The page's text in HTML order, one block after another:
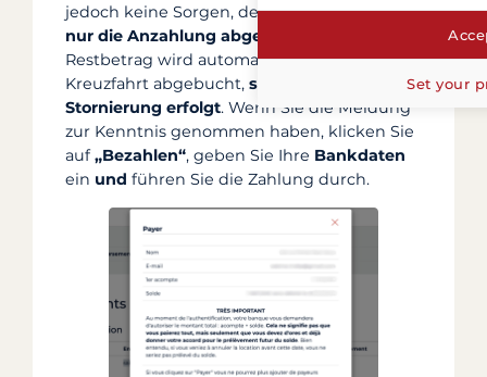
jedoch keine Sorgen, denntatsächlich wird
nur die Anzahlung abgebucht!
Restbetrag wird automatisch kurz vor Ihrer
Kreuzfahrt abgebucht, sofern keine
Stornierung erfolgt. Wenn Sie die Meldung
zur Kenntnis genommen haben, klicken Sie
auf„Bezahlen“, geben Sie Ihre Bankdaten
ein und führen Sie die Zahlung durch.
Set your